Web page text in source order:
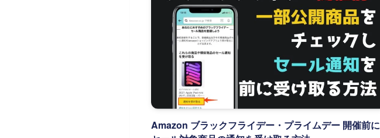
Amazon ブラックフライデー・プライムデー 開催前に